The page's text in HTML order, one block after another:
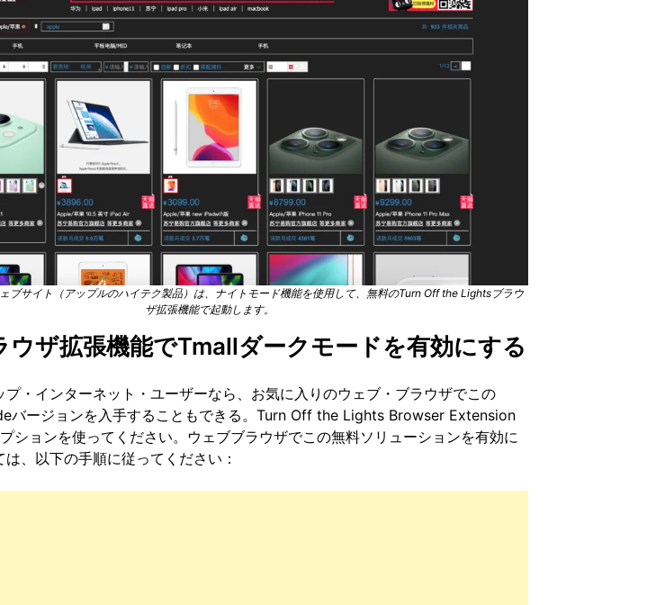
ブサイト（アップルのハイテク製品）は、ナイトモード機能を使用して、無料のTurn Off the Lightsブラウ
ザ拡張機能で起動します。
ウザ拡張機能でTmallダークモードを有効にする
プ・インターネット・ユーザーなら、お気に入りのウェブ・ブラウザでこの
バージョンを入手することもできる。Turn Off the Lights Browser Extension
ションを使ってください。ウェブブラウザでこの無料ソリューションを有効に
、以下の手順に従ってください：